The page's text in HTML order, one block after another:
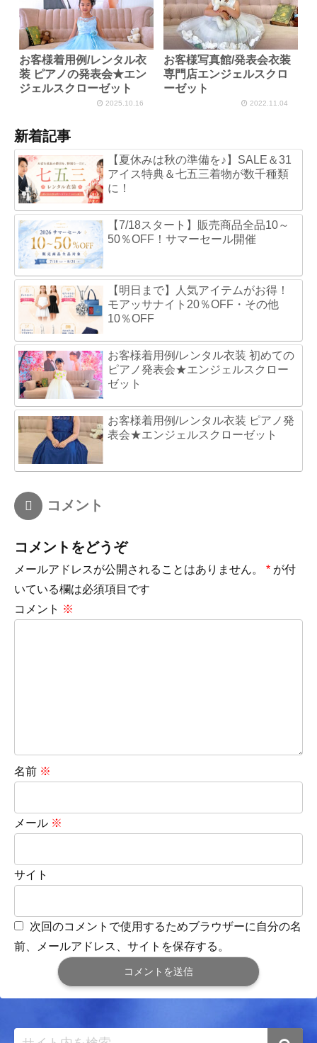
お客様着用例/レンタル衣
装 ピアノの発表会★エン
ジェルスクローゼット
2025.10.16
お客様写真館/発表会衣装
専門店エンジェルスクロ
ーゼット
2022.11.04
新着記事
【夏休みは秋の準備を♪】SALE＆31
アイス特典＆七五三着物が数千種類
に！
【7/18スタート】販売商品全品10～
50％OFF！サマーセール開催
【明日まで】人気アイテムがお得！
モアッサナイト20％OFF・その他
10％OFF
お客様着用例/レンタル衣装 初めての
ピアノ発表会★エンジェルスクロー
ゼット
お客様着用例/レンタル衣装 ピアノ発
表会★エンジェルスクローゼット
コメント
コメントをどうぞ
メールアドレスが公開されることはありません。 * が付
いている欄は必須項目です
コメント ※
名前 ※
メール ※
サイト
次回のコメントで使用するためブラウザーに自分の名
前、メールアドレス、サイトを保存する。